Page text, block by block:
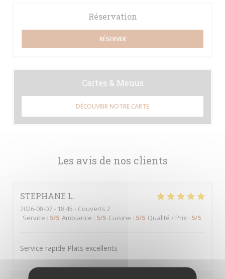
Les avis de nos clients
STEPHANE L
2026-08-07- 18:45 - Couverts 2
Service : 5/5 Ambiance : 5/5 Cuisine : 5/5 Qualité / Prix : 5/5
Service rapide Plats excellents
Réservation
RÉSERVER
Cartes & Menus
DÉCOUVRIR NOTRE CARTE